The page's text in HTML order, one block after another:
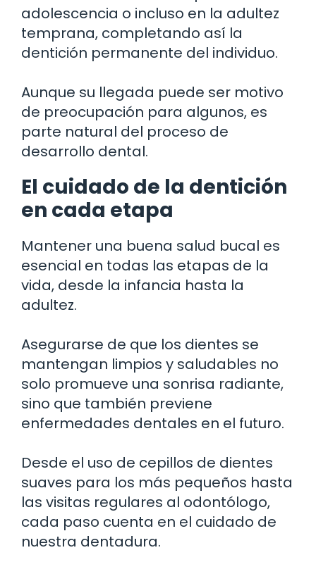
adolescencia o incluso en la adultez
temprana, completando así la
dentición permanente del individuo.
Aunque su llegada puede ser motivo
de preocupación para algunos, es
parte natural del proceso de
desarrollo dental.
El cuidado de la dentición
en cada etapa
Mantener una buena salud bucal es
esencial en todas las etapas de la
vida, desde la infancia hasta la
adultez.
Asegurarse de que los dientes se
mantengan limpios y saludables no
solo promueve una sonrisa radiante,
sino que también previene
enfermedades dentales en el futuro.
Desde el uso de cepillos de dientes
suaves para los más pequeños hasta
las visitas regulares al odontólogo,
cada paso cuenta en el cuidado de
nuestra dentadura.